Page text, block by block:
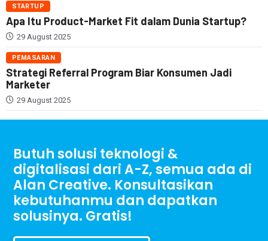
STARTUP
Apa Itu Product-Market Fit dalam Dunia Startup?
29 August 2025
PEMASARAN
Strategi Referral Program Biar Konsumen Jadi
Marketer
29 August 2025
Butuh solusi teknologi &
digitalisasi dari A-Z, semua ada di
Alan Creative. Konsultasikan
kebutuhanmu dan dapatkan
solusinya. Gratis!